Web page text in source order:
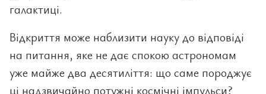
галактиці.
Відкриття може наблизити науку до відповіді
на питання, яке не дає спокою астрономам
уже майже два десятиліття: що саме породжує
ці надзвичайно потужні космічні імпульси?